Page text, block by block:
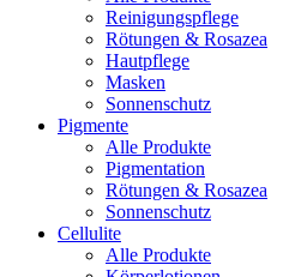
Reinigungspflege
Rötungen & Rosazea
Hautpflege
Masken
Sonnenschutz
Pigmente
Alle Produkte
Pigmentation
Rötungen & Rosazea
Sonnenschutz
Cellulite
Alle Produkte